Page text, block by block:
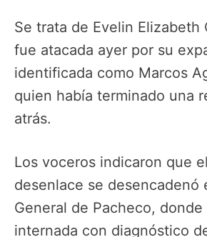
Se trata de Evelin Elizabeth
fue atacada ayer por su
identificada como Marcos
quien había terminado una
atrás.
Los voceros indicaron que
desenlace se desencadenó
General de Pacheco,
internada con diagnóstico